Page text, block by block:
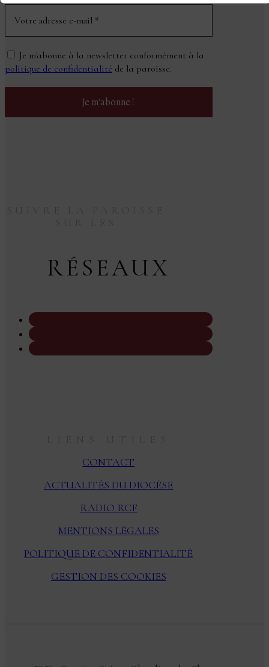
Je m'abonne à la newsletter conformément à la
politique de confidentialité de la paroisse.
RÉSEAUX
CONTACT
ACTUALITÉS DU DIOCÈSE
RADIO RCF
MENTIONS LÉGALES
POLITIQUE DE CONFIDENTIALITÉ
GESTION DES COOKIES